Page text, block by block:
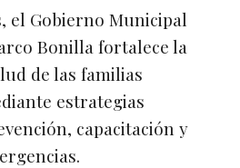
el Gobierno Municipal
Bonilla fortalece la
de las familias
estrategias
capacitación y